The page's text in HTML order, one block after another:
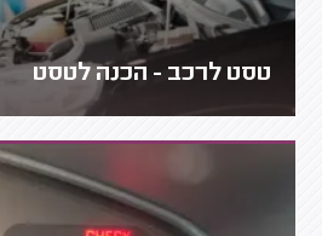
טסט לרכב - הכנה לטסט